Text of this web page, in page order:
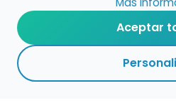
Contacta con
Aceptar